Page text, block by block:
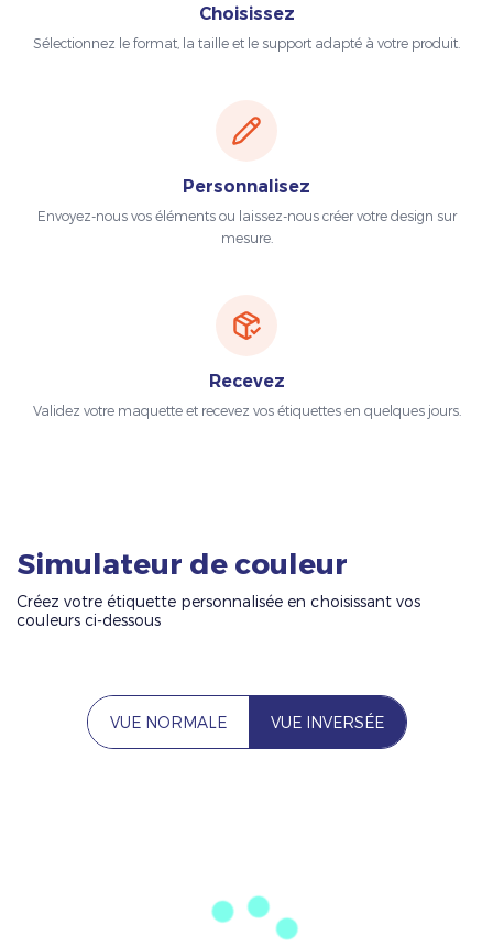
Choisissez
Sélectionnez le format, la taille et le support adapté à votre produit.
Personnalisez
Envoyez-nous vos éléments ou laissez-nous créer votre design sur
mesure.
Recevez
Validez votre maquette et recevez vos étiquettes en quelques jours.
Simulateur de couleur
Créez votre étiquette personnalisée en choisissant vos
couleurs ci-dessous
VUE NORMALE VUE INVERSÉE